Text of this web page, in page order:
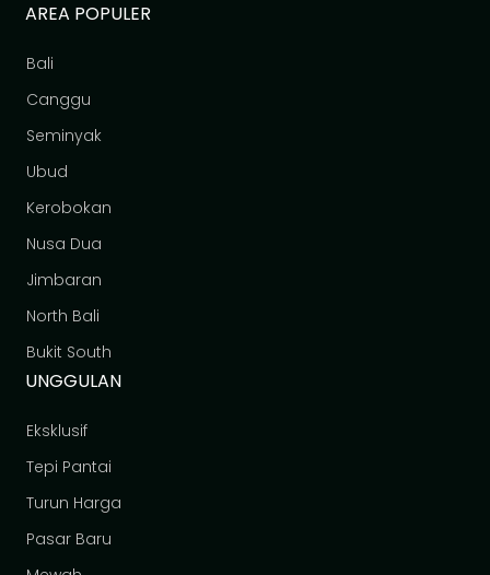
AREA POPULER
Bali
Canggu
Seminyak
Ubud
Kerobokan
Nusa Dua
Jimbaran
North Bali
Bukit South
UNGGULAN
Eksklusif
Tepi Pantai
Turun Harga
Pasar Baru